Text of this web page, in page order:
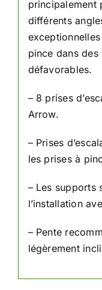
principalement
différents
pince dans
défavorables.
– 8 prises
Arrow.
– Prises
les prises à
– Les supports
l’installation
– Pente
légèrement